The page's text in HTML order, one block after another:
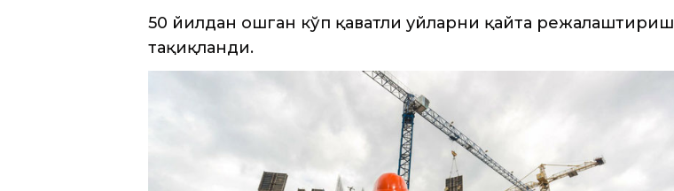
50 йилдан ошган кўп қаватли уйларни қайта режалаштириш
тақиқланди.